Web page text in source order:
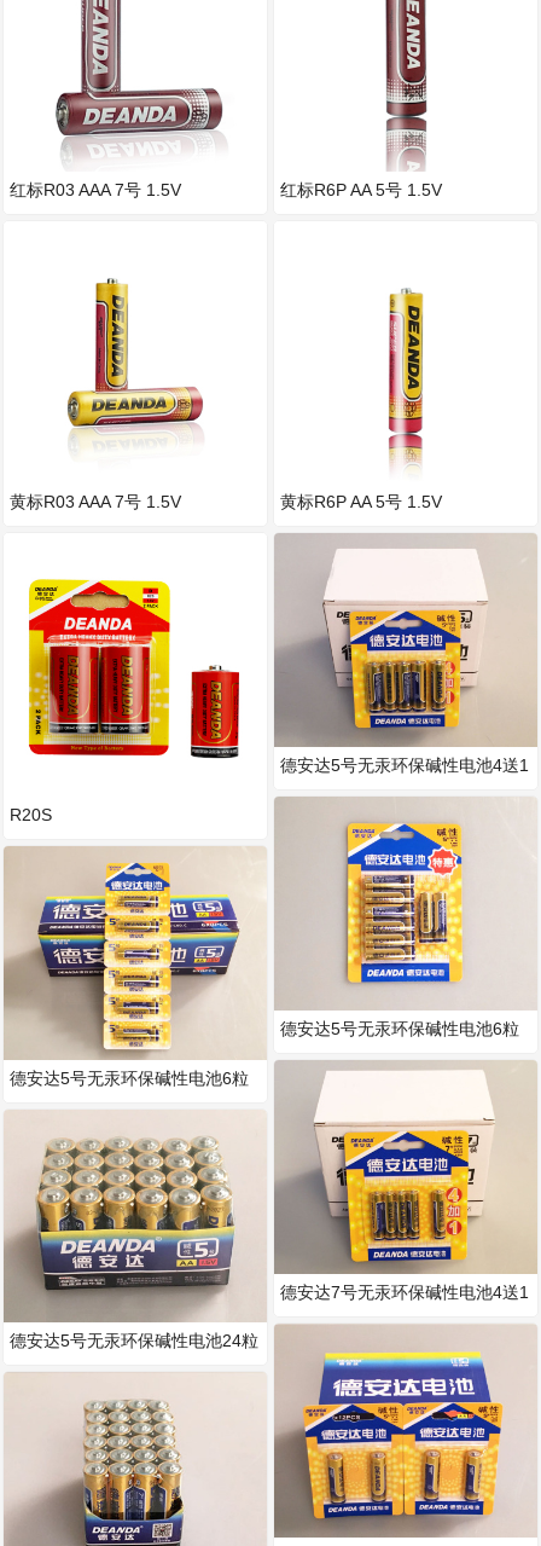
红标R03 AAA 7号 1.5V
黄标R03 AAA 7号 1.5V
R20S
德安达5号无汞环保碱性电池6粒
德安达5号无汞环保碱性电池24粒
红标R6P AA 5号 1.5V
黄标R6P AA 5号 1.5V
德安达5号无汞环保碱性电池4送1
德安达5号无汞环保碱性电池6粒
德安达7号无汞环保碱性电池4送1